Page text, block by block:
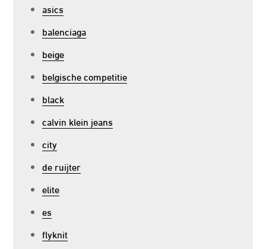
asics
balenciaga
beige
belgische competitie
black
calvin klein jeans
city
de ruijter
elite
es
flyknit